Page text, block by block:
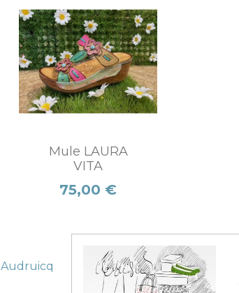
Mule LAURA
VITA
Prix
75,00 €
Audruicq